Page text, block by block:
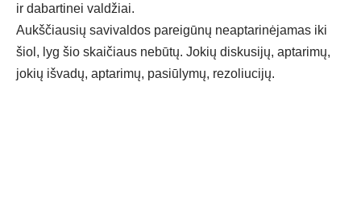
ir dabartinei valdžiai.
Aukščiausių savivaldos pareigūnų neaptarinėjamas iki
šiol, lyg šio skaičiaus nebūtų. Jokių diskusijų, aptarimų,
jokių išvadų, aptarimų, pasiūlymų, rezoliucijų.